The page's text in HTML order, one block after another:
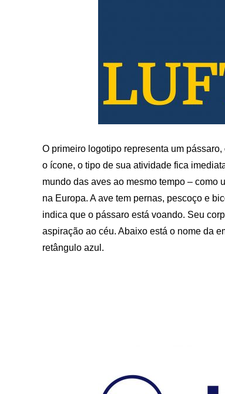
O primeiro logotipo representa um
o ícone, o tipo de sua atividade fica
mundo das aves ao mesmo tempo – como
na Europa. A ave tem pernas, pescoço e
indica que o pássaro está voando. Seu
aspiração ao céu. Abaixo está o nome da
retângulo azul.